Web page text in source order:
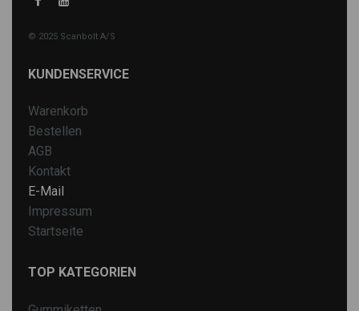
© 2025 Scanbolt A/S
KUNDENSERVICE
Warenkorb
Bestellen
AGB
Kontakt
E-Mail
Impressum
Startseite
TOP KATEGORIEN